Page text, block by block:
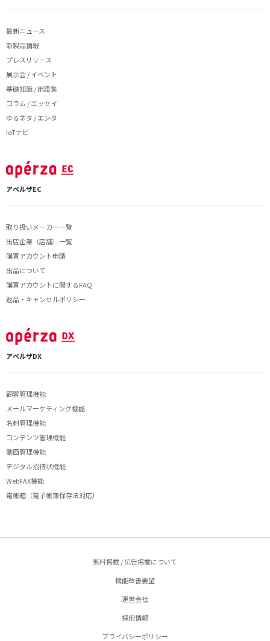
最新ニュース
新製品情報
プレスリリース
展示会 / イベント
基礎知識 / 用語集
コラム / エッセイ
ゆるネタ / エンタ
IoTナビ
アペルザEC
取り扱いメーカー一覧
出店企業（店舗）一覧
購買アカウント申請
出品について
購買アカウントに関するFAQ
返品・キャンセルポリシー
アペルザDX
顧客管理機能
メールマーケティング機能
名刺管理機能
コンテンツ管理機能
動画管理機能
デジタル招待状機能
WebFAX機能
電帳箱（電子帳簿保存法対応）
無料掲載 / 広告掲載について
機能改善要望
運営会社
採用情報
プライバシーポリシー